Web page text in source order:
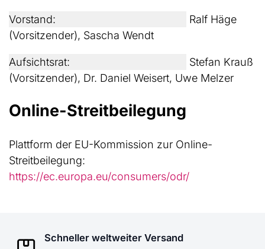
Vorstand:
Ralf Häge
(Vorsitzender), Sascha Wendt
Aufsichtsrat:
Stefan Krauß
(Vorsitzender), Dr. Daniel Weisert, Uwe Melzer
Online-Streitbeilegung
Plattform der EU-Kommission zur Online-
Streitbeilegung:
https://ec.europa.eu/consumers/odr/
Schneller weltweiter Versand